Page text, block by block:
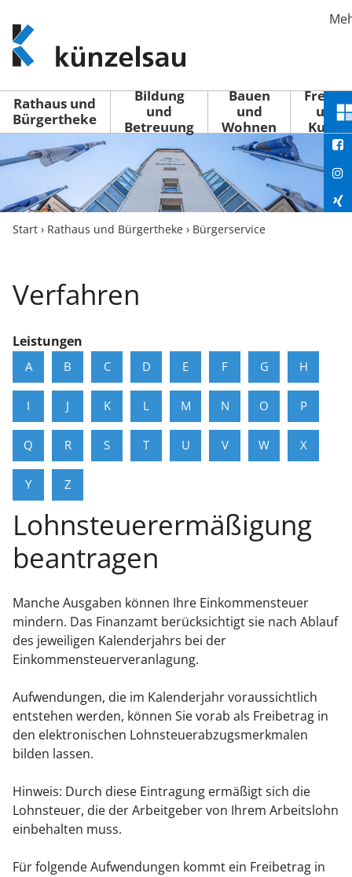
www.kuenzelsau.de
(zur
Startseite)
Rathaus und
Bürgertheke
Bildung
und
Betreuung
Bauen
und
Wohnen
Freizeit
und
Kultur
Start › Rathaus und Bürgertheke › Bürgerservice
Verfahren
Leistungen
A B C D E F G H
I J K L M N O P
Q R S T U V W X
Y Z
Lohnsteuerermäßigung
beantragen
Manche Ausgaben können Ihre Einkommensteuer
mindern. Das Finanzamt berücksichtigt sie nach Ablauf
des jeweiligen Kalenderjahrs bei der
Einkommensteuerveranlagung.
Aufwendungen, die im Kalenderjahr voraussichtlich
entstehen werden, können Sie vorab als Freibetrag in
den elektronischen Lohnsteuerabzugsmerkmalen
bilden lassen.
Hinweis: Durch diese Eintragung ermäßigt sich die
Lohnsteuer, die der Arbeitgeber von Ihrem Arbeitslohn
einbehalten muss.
Für folgende Aufwendungen kommt ein Freibetrag in